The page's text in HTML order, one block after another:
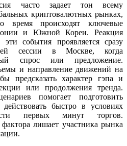
часто задает тон всему
криптовалютных рынках,
время происходят ключевые
и Южной Кореи. Реакция
события проявляется сразу
сессии в Москве, когда
спрос или предложение.
и направление движений на
предсказать характер гэпа и
или продолжения тренда.
помогает подготовить
быстро в условиях
первых минут торгов.
лишает участника рынка